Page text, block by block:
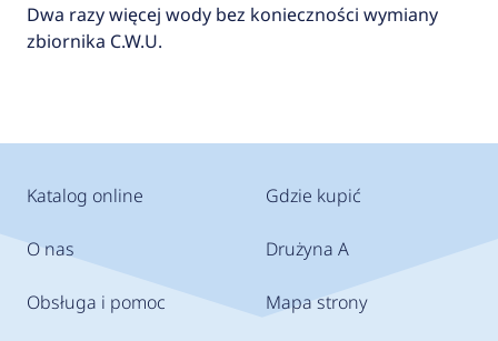
Dwa razy więcej wody bez konieczności wymiany
zbiornika C.W.U.
Katalog online
O nas
Obsługa i pomoc
Gdzie kupić
Drużyna A
Mapa strony